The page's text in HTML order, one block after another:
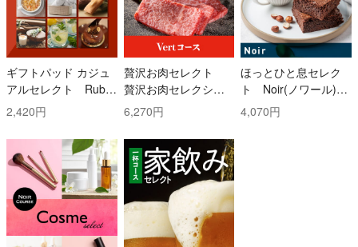
ギフトパッド カジュ
アルセレクト Ruby
(ルビー)コース
2,420円
贅沢お肉セレクト
贅沢お肉セレクショ
ン 5000円コース
6,270円
ほっとひと息セレク
ト Noir(ノワール)コ
ース
4,070円